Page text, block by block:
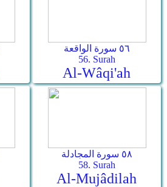
٥٦ سورة الواقعة
56. Surah
Al-Wâqi'ah
٥٨ سورة المجادلة
58. Surah
Al-Mujâdilah